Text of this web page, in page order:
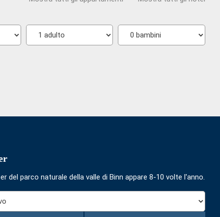
Scegli
il
Scegli
il
del parco naturale della valle di Binn appare 8-10 volte l'anno.